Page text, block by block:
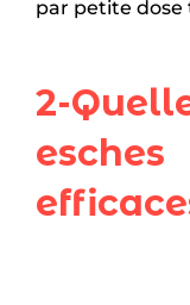
par petite dose
2-